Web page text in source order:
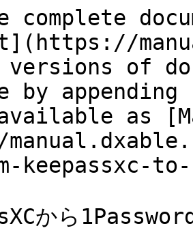
complete
versions of
by
as
keepassxc-to-
から